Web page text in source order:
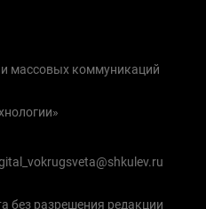
и массовых коммуникаций
без разрешения редакции